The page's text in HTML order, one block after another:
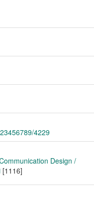
4229
Design /
[1116]